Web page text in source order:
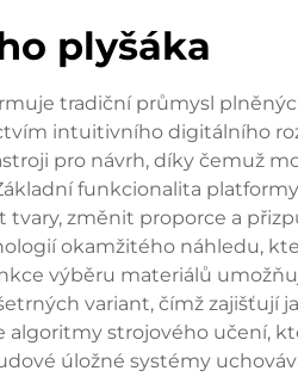
plyšáka
tradiční průmysl
intuitivního digitálního
pro návrh, díky čemuž
funkcionalita
změnit proporce a
okamžitého náhledu,
výběru materiálů
variant, čímž zajišťují
algoritmy strojového učení,
úložné systémy